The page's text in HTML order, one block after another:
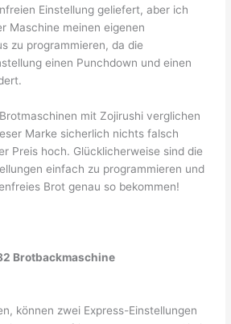
Einstellung geliefert, aber ich
Maschine meinen eigenen
zu programmieren, da die
einen Punchdown und einen
mit Zojirushi verglichen
Marke sicherlich nichts falsch
Preis hoch. Glücklicherweise sind die
einfach zu programmieren und
Brot genau so bekommen!
Brotbackmaschine
können zwei Express-Einstellungen